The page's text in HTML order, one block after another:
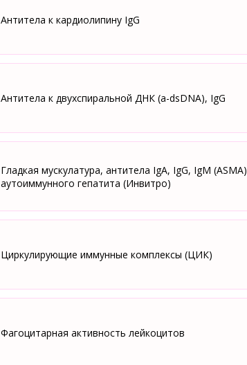
Антитела к кардиолипину IgG
Антитела к двухспиральной ДНК (a-dsDNA), IgG
Гладкая мускулатура, антитела IgA, IgG, IgM
аутоиммунного гепатита (Инвитро)
Циркулирующие иммунные комплексы (ЦИК)
Фагоцитарная активность лейкоцитов